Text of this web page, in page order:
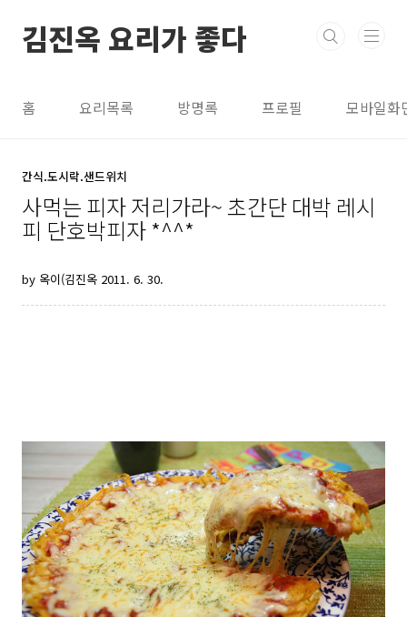
김진옥 요리가 좋다
홈 요리목록 방명록 프로필 모바일화
간식.도시락.샌드위치
사먹는 피자 저리가라~ 초간단 대박 레시
피 단호박피자 *^^*
by 옥이(김진옥 2011. 6. 30.